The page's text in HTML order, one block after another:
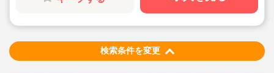
検索条件を変更